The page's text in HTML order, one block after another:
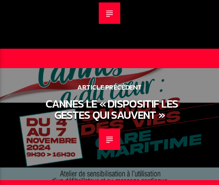
ARTICLE PRÉCÉDENT
CANNES LE « DISPOSITIF LES
GESTES QUI SAUVENT »